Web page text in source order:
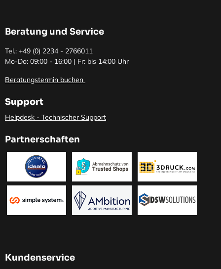
Beratung und Service
Tel.: +49 (0) 2234 - 2766011
Mo-Do: 09:00 - 16:00 | Fr: bis 14:00 Uhr
Beratungstermin buchen
Support
Helpdesk - Technischer Support
Partnerschaften
Kundenservice